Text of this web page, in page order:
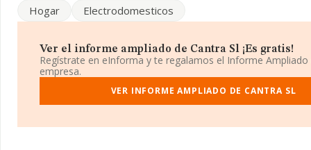
Ha contado con el mismo número de empleados y según las
la base de datos de INFORMA, el número de empleados ha
Dentro del ranking de empresas elaborado por INFORMA,
niveles de facturación de la sociedad, se destaca que: ha subido
puestos en 2025 a nivel sectorial, pasando del 60 al 38 puesto.
sectores las siguientes empresas tienen mejor posición:Svan
Vicosa Iberica de Electrodomésticos S.A; algunas de las
Suministradora del Valles S.A. Ha subido de posición en el
Hogar Electrodomesticos
Ver el informe ampliado de Cantra Sl ¡Es gratis!
Regístrate en eInforma y te regalamos el Informe Ampliado
empresa.
VER INFORME AMPLIADO DE CANTRA SL